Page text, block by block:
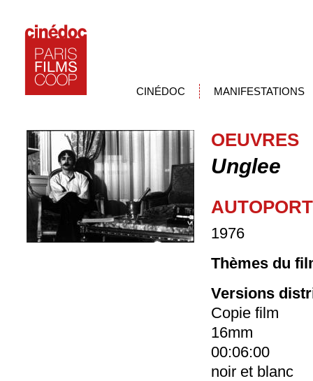
CINÉDOC MANIFESTATIONS
OEUVRES
Unglee
1976
Thèmes du
Versions
Copie film
16mm
00:06:00
noir et blanc